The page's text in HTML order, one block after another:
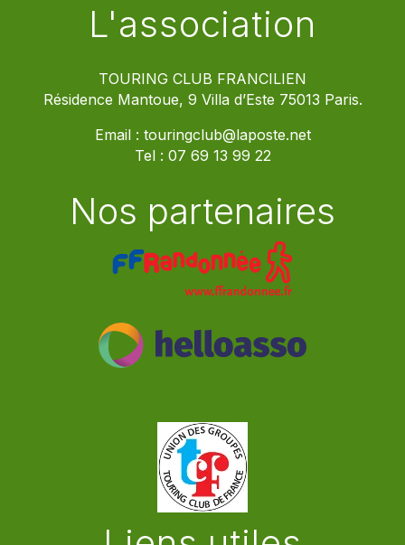
L'association
TOURING CLUB FRANCILIEN
Résidence Mantoue, 9 Villa d’Este 75013 Paris.
Email : touringclub@laposte.net
Tel : 07 69 13 99 22
Nos partenaires